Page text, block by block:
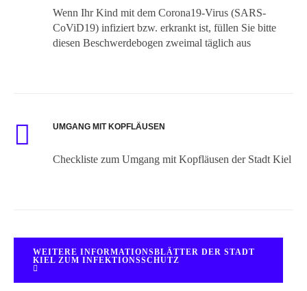
Wenn Ihr Kind mit dem Corona19-Virus (SARS-
CoViD19) infiziert bzw. erkrankt ist, füllen Sie bitte
diesen Beschwerdebogen zweimal täglich aus
UMGANG MIT KOPFLÄUSEN
Checkliste zum Umgang mit Kopfläusen der Stadt Kiel
WEITERE INFORMATIONSBLÄTTER DER STADT
KIEL ZUM INFEKTIONSSCHUTZ